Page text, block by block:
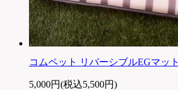
コムペット リバーシブルEGマット
5,000円(税込5,500円)